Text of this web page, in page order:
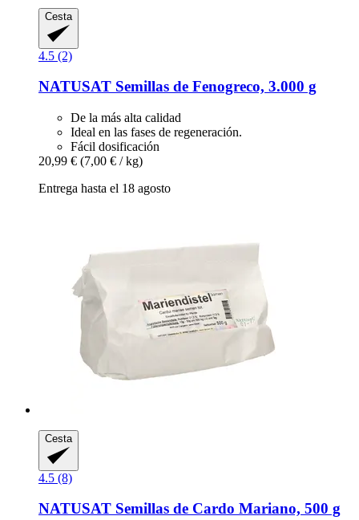
Cesta
4.5 (2)
NATUSAT Semillas de Fenogreco, 3.000 g
De la más alta calidad
Ideal en las fases de regeneración.
Fácil dosificación
20,99 € (7,00 € / kg)
Entrega hasta el 18 agosto
Cesta
4.5 (8)
NATUSAT Semillas de Cardo Mariano, 500 g